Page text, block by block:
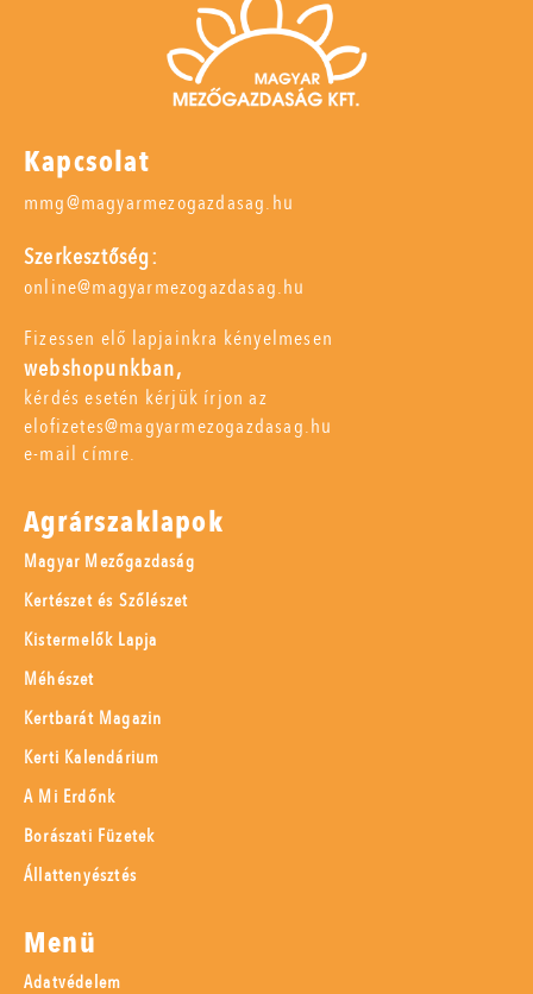
Kapcsolat
mmg@magyarmezogazdasag.hu
Szerkesztőség:
online@magyarmezogazdasag.hu
Fizessen elő lapjainkra kényelmesen
webshopunkban,
kérdés esetén kérjük írjon az
elofizetes@magyarmezogazdasag.hu
e-mail címre.
Agrárszaklapok
Magyar Mezőgazdaság
Kertészet és Szőlészet
Kistermelők Lapja
Méhészet
Kertbarát Magazin
Kerti Kalendárium
A Mi Erdőnk
Borászati Füzetek
Állattenyésztés
Menü
Adatvédelem